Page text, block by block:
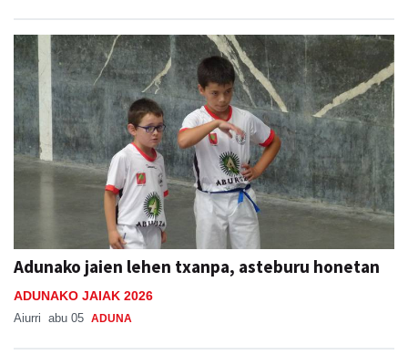
Adunako jaien lehen txanpa, asteburu honetan
ADUNAKO JAIAK 2026
Aiurri abu 05 ADUNA